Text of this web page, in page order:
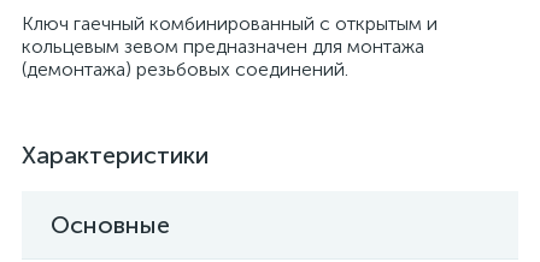
Ключ гаечный комбинированный с открытым и
кольцевым зевом предназначен для монтажа
(демонтажа) резьбовых соединений.
Характеристики
Основные